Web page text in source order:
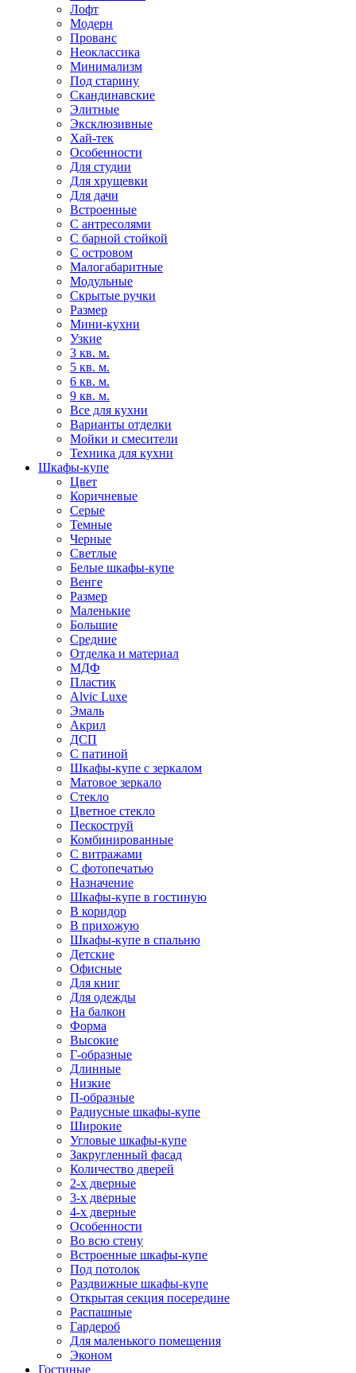
Лофт
Модерн
Прованс
Неоклассика
Минимализм
Под старину
Скандинавские
Элитные
Эксклюзивные
Хай-тек
Особенности
Для студии
Для хрущевки
Для дачи
Встроенные
С антресолями
С барной стойкой
С островом
Малогабаритные
Модульные
Скрытые ручки
Размер
Мини-кухни
Узкие
3 кв. м.
5 кв. м.
6 кв. м.
9 кв. м.
Все для кухни
Варианты отделки
Мойки и смесители
Техника для кухни
Шкафы-купе
Цвет
Коричневые
Серые
Темные
Черные
Светлые
Белые шкафы-купе
Венге
Размер
Маленькие
Большие
Средние
Отделка и материал
МДФ
Пластик
Alvic Luxe
Эмаль
Акрил
ДСП
С патиной
Шкафы-купе с зеркалом
Матовое зеркало
Стекло
Цветное стекло
Пескоструй
Комбинированные
С витражами
С фотопечатью
Назначение
Шкафы-купе в гостиную
В коридор
В прихожую
Шкафы-купе в спальню
Детские
Офисные
Для книг
Для одежды
На балкон
Форма
Высокие
Г-образные
Длинные
Низкие
П-образные
Радиусные шкафы-купе
Широкие
Угловые шкафы-купе
Закругленный фасад
Количество дверей
2-х дверные
3-х дверные
4-х дверные
Особенности
Во всю стену
Встроенные шкафы-купе
Под потолок
Раздвижные шкафы-купе
Открытая секция посередине
Распашные
Гардероб
Для маленького помещения
Эконом
Гостиные